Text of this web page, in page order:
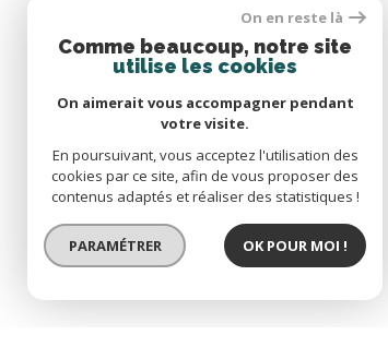
05
Nous contacter
Se connecter
espace propriétaire
On en reste là
Comme beaucoup, notre site
utilise les cookies
On aimerait vous accompagner pendant
votre visite.
En poursuivant, vous acceptez l'utilisation des
cookies par ce site, afin de vous proposer des
contenus adaptés et réaliser des statistiques !
PARAMÉTRER OK POUR MOI !